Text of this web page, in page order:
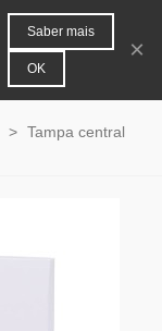
0
> Tampa central
Saber mais
OK
×